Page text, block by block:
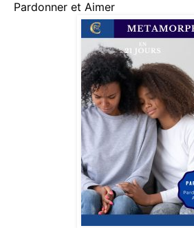
Pardonner et Aimer